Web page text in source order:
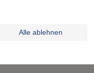
Alle ablehnen